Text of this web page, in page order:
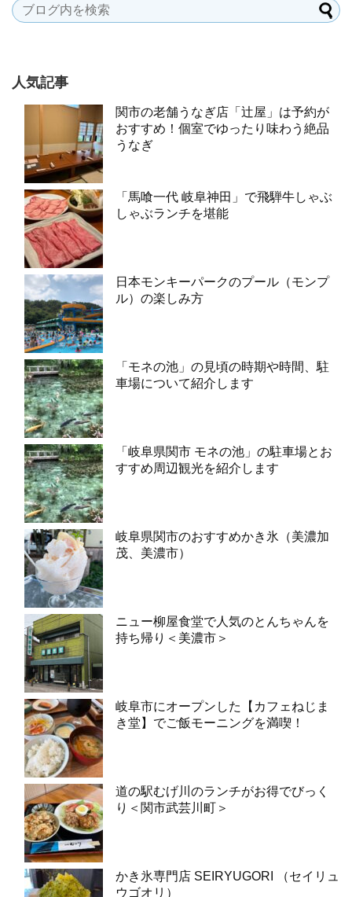
人気記事
関市の老舗うなぎ店「辻屋」は予約が
おすすめ！個室でゆったり味わう絶品
うなぎ
「馬喰一代 岐阜神田」で飛騨牛しゃぶ
しゃぶランチを堪能
日本モンキーパークのプール（モンプ
ル）の楽しみ方
「モネの池」の見頃の時期や時間、駐
車場について紹介します
「岐阜県関市 モネの池」の駐車場とお
すすめ周辺観光を紹介します
岐阜県関市のおすすめかき氷（美濃加
茂、美濃市）
ニュー柳屋食堂で人気のとんちゃんを
持ち帰り＜美濃市＞
岐阜市にオープンした【カフェねじま
き堂】でご飯モーニングを満喫！
道の駅むげ川のランチがお得でびっく
り＜関市武芸川町＞
かき氷専門店 SEIRYUGORI （セイリュ
ウゴオリ）